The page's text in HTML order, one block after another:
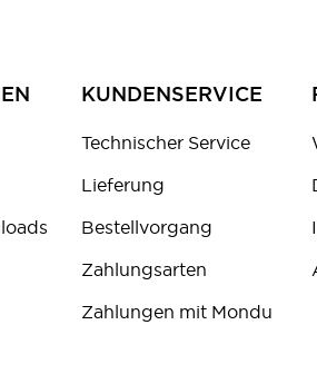
KUNDENSERVICE
Technischer Service
Lieferung
Bestellvorgang
Zahlungsarten
Zahlungen mit Mondu